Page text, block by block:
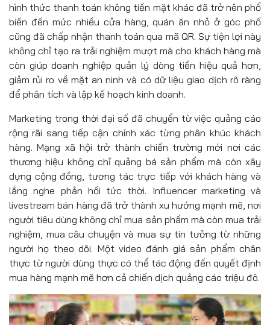
hình thức thanh toán không tiền mặt khác đã trở nên phổ
biến đến mức nhiều cửa hàng, quán ăn nhỏ ở góc phố
cũng đã chấp nhận thanh toán qua mã QR. Sự tiện lợi này
không chỉ tạo ra trải nghiệm mượt mà cho khách hàng mà
còn giúp doanh nghiệp quản lý dòng tiền hiệu quả hơn,
giảm rủi ro về mặt an ninh và có dữ liệu giao dịch rõ ràng
để phân tích và lập kế hoạch kinh doanh.
Marketing trong thời đại số đã chuyển từ việc quảng cáo
rộng rãi sang tiếp cận chính xác từng phân khúc khách
hàng. Mạng xã hội trở thành chiến trường mới nơi các
thương hiệu không chỉ quảng bá sản phẩm mà còn xây
dựng cộng đồng, tương tác trực tiếp với khách hàng và
lắng nghe phản hồi tức thời. Influencer marketing và
livestream bán hàng đã trở thành xu hướng mạnh mẽ, nơi
người tiêu dùng không chỉ mua sản phẩm mà còn mua trải
nghiệm, mua câu chuyện và mua sự tin tưởng từ những
người họ theo dõi. Một video đánh giá sản phẩm chân
thực từ người dùng thực có thể tác động đến quyết định
mua hàng mạnh mẽ hơn cả chiến dịch quảng cáo triệu đô.